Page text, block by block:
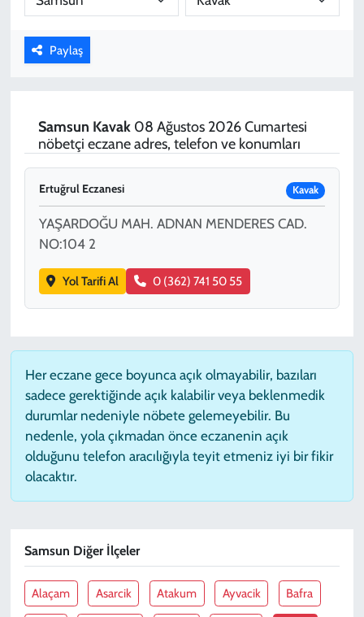
Paylaş
Samsun Kavak08 Ağustos 2026 Cumartesi
nöbetçi eczane adres, telefon ve konumları
Ertuğrul Eczanesi Kavak
YAŞARDOĞU MAH. ADNAN MENDERES CAD.
NO:104 2
Yol Tarifi Al 0 (362) 741 50 55
Her eczane gece boyunca açık olmayabilir, bazıları
sadece gerektiğinde açık kalabilir veya beklenmedik
durumlar nedeniyle nöbete gelemeyebilir. Bu
nedenle, yola çıkmadan önce eczanenin açık
olduğunu telefon aracılığıyla teyit etmeniz iyi bir fikir
olacaktır.
Samsun Diğer İlçeler
Alaçam Asarcik Atakum Ayvacik Bafra